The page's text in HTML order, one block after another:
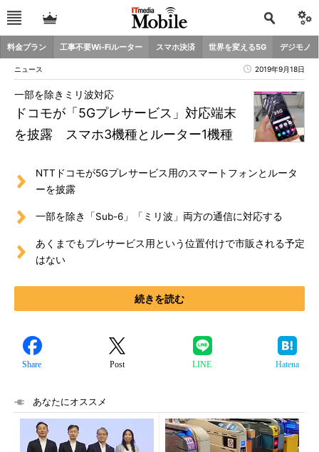
料金プラン 工事不要Wi-Fiルーター スマホ決済 世界を変える5G デジモノ
ニュース 2019年9月18日
ドコモが「5Gプレサービス」対応端末
を披露 スマホ3機種とルーター1機種
一部を除きミリ波対応
NTTドコモが5Gプレサービス用のスマートフォンとルータ
ーを披露
一部を除き「Sub-6」「ミリ波」両方の通信に対応する
あくまでもプレサービス用という位置付けで市販される予定
はない
続きを読む
Share Post LINE Hatena
あなたにオススメ